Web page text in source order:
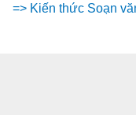
=> Kiến thức Soạn